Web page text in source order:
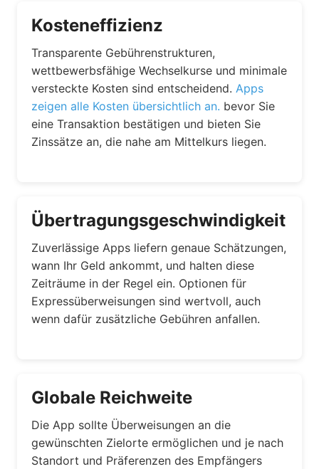
Kosteneffizienz
Transparente Gebührenstrukturen,
wettbewerbsfähige Wechselkurse und minimale
versteckte Kosten sind entscheidend. Apps
zeigen alle Kosten übersichtlich an. bevor Sie
eine Transaktion bestätigen und bieten Sie
Zinssätze an, die nahe am Mittelkurs liegen.
Übertragungsgeschwindigkeit
Zuverlässige Apps liefern genaue Schätzungen,
wann Ihr Geld ankommt, und halten diese
Zeiträume in der Regel ein. Optionen für
Expressüberweisungen sind wertvoll, auch
wenn dafür zusätzliche Gebühren anfallen.
Globale Reichweite
Die App sollte Überweisungen an die
gewünschten Zielorte ermöglichen und je nach
Standort und Präferenzen des Empfängers